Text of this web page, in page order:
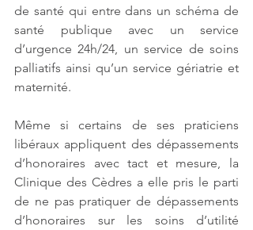
de santé qui entre dans un schéma de
santé publique avec un service
d’urgence 24h/24, un service de soins
palliatifs ainsi qu’un service gériatrie et
maternité.
Même si certains de ses praticiens
libéraux appliquent des dépassements
d’honoraires avec tact et mesure, la
Clinique des Cèdres a elle pris le parti
de ne pas pratiquer de dépassements
d’honoraires sur les soins d’utilité